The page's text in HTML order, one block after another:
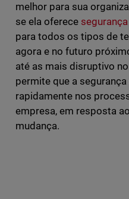
melhor para sua
se ela oferece
para todos os tipos de
agora e no futuro
até as mais disruptivo
permite que a
rapidamente nos
empresa, em resposta
mudança.